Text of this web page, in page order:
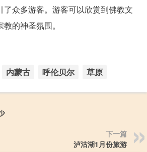
了众多游客。游客可以欣赏到佛教文
的神圣氛围。
内蒙古 呼伦贝尔 草原
下一篇
泸沽湖1月份旅游